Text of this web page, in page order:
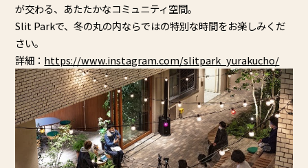
が交わる、あたたかなコミュニティ空間。
Slit Parkで、冬の丸の内ならではの特別な時間をお楽しみくだ
さい。
詳細： https://www.instagram.com/slitpark_yurakucho/